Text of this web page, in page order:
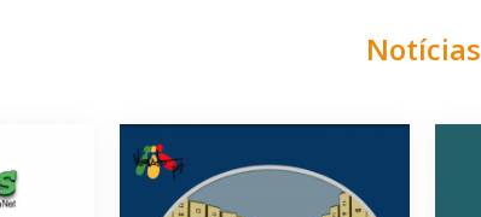
Notícias